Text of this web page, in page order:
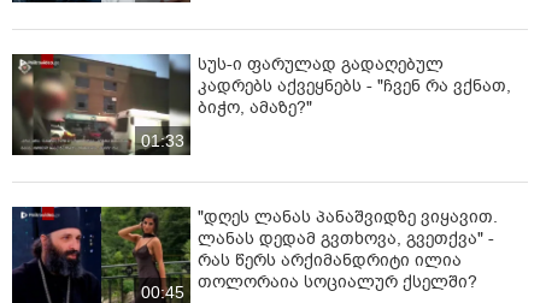
01:33
სუს-ი ფარულად გადაღებულ
კადრებს აქვეყნებს - "ჩვენ რა ვქნათ,
ბიჭო, ამაზე?"
00:45
"დღეს ლანას პანაშვიდზე ვიყავით.
ლანას დედამ გვთხოვა, გვეთქვა" -
რას წერს არქიმანდრიტი ილია
თოლორაია სოციალურ ქსელში?